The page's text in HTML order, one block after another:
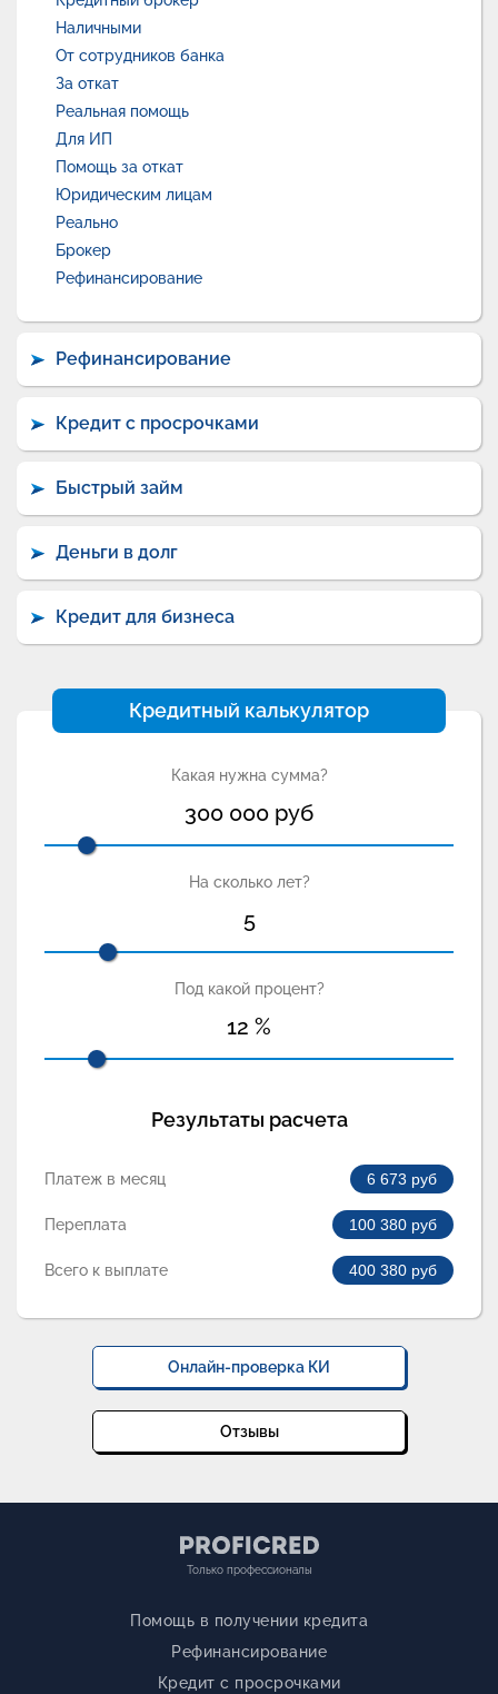
Наличными
От сотрудников банка
За откат
Реальная помощь
Для ИП
Помощь за откат
Юридическим лицам
Реально
Брокер
Рефинансирование
Рефинансирование
Кредит с просрочками
Быстрый займ
Деньги в долг
Кредит для бизнеса
Кредитный калькулятор
Какая нужна сумма?
300 000 руб
На сколько лет?
5
Под какой процент?
12 %
Результаты расчета
Платеж в месяц 6 673 руб
Переплата 100 380 руб
Всего к выплате 400 380 руб
Онлайн-проверка КИ
Отзывы
Только профессионалы
Помощь в получении кредита
Рефинансирование
Кредит с просрочками